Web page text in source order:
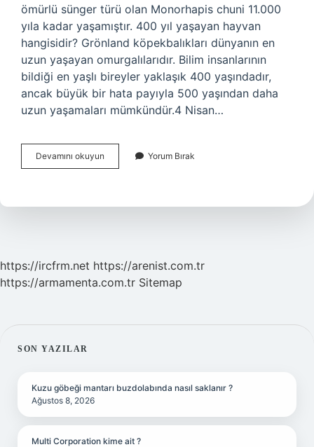
ömürlü sünger türü olan Monorhapis chuni 11.000
yıla kadar yaşamıştır. 400 yıl yaşayan hayvan
hangisidir? Grönland köpekbalıkları dünyanın en
uzun yaşayan omurgalılarıdır. Bilim insanlarının
bildiği en yaşlı bireyler yaklaşık 400 yaşındadır,
ancak büyük bir hata payıyla 500 yaşından daha
uzun yaşamaları mümkündür.4 Nisan…
Devamını okuyun
Hayvan
Yaşar
Yorum Bırak
https://ircfrm.net https://arenist.com.tr
https://armamenta.com.tr Sitemap
SIDEBAR
SON YAZILAR
Kuzu göbeği mantarı buzdolabında nasıl saklanır ?
Ağustos 8, 2026
Multi Corporation kime ait ?